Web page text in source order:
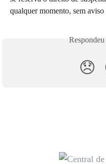
qualquer momento, sem
😞